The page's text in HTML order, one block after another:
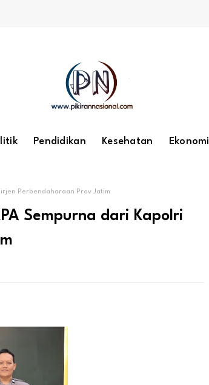
Pendidikan Kesehatan Ekonomi
Perbendaharaan Prov Jatim
Sempurna dari Kapolri